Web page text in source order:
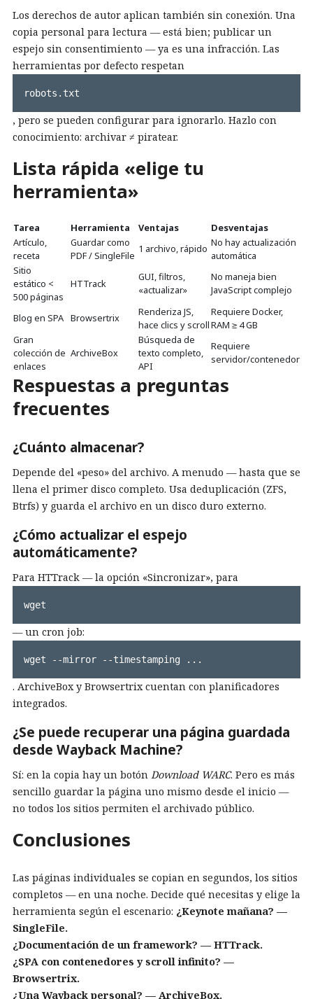
Los derechos de autor aplican también sin conexión. Una
copia personal para lectura — está bien; publicar un
espejo sin consentimiento — ya es una infracción. Las
herramientas por defecto respetan
robots.txt
, pero se pueden configurar para ignorarlo. Hazlo con
conocimiento: archivar ≠ piratear.
Lista rápida «elige tu
herramienta»
Tarea Herramienta Ventajas
Desventajas
Artículo,
receta
Guardar como
PDF / SingleFile
1 archivo, rápido No hay actualización
automática
Sitio
estático <
500 páginas
HTTrack
GUI, filtros,
«actualizar»
No maneja bien
JavaScript complejo
Blog en SPA Browsertrix
Renderiza JS,
hace clics y scroll
Requiere Docker,
RAM ≥ 4 GB
Gran
colección de
enlaces
ArchiveBox
Búsqueda de
texto completo,
API
Requiere
servidor/contenedor
Respuestas a preguntas
frecuentes
¿Cuánto almacenar?
Depende del «peso» del archivo. A menudo — hasta que se
llena el primer disco completo. Usa deduplicación (ZFS,
Btrfs) y guarda el archivo en un disco duro externo.
¿Cómo actualizar el espejo
automáticamente?
Para HTTrack — la opción «Sincronizar», para
wget
— un cron job:
wget --mirror --timestamping ...
. ArchiveBox y Browsertrix cuentan con planificadores
integrados.
¿Se puede recuperar una página guardada
desde Wayback Machine?
Sí: en la copia hay un botón Download WARC. Pero es más
sencillo guardar la página uno mismo desde el inicio —
no todos los sitios permiten el archivado público.
Conclusiones
Las páginas individuales se copian en segundos, los sitios
completos — en una noche. Decide qué necesitas y elige la
herramienta según el escenario: ¿Keynote mañana? —
SingleFile.
¿Documentación de un framework? — HTTrack.
¿SPA con contenedores y scroll infinito? —
Browsertrix.
¿Una Wayback personal? — ArchiveBox.